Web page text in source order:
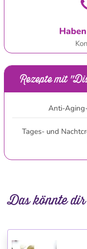
Rezepte mit
Anti-
Tages- und
Das könnte